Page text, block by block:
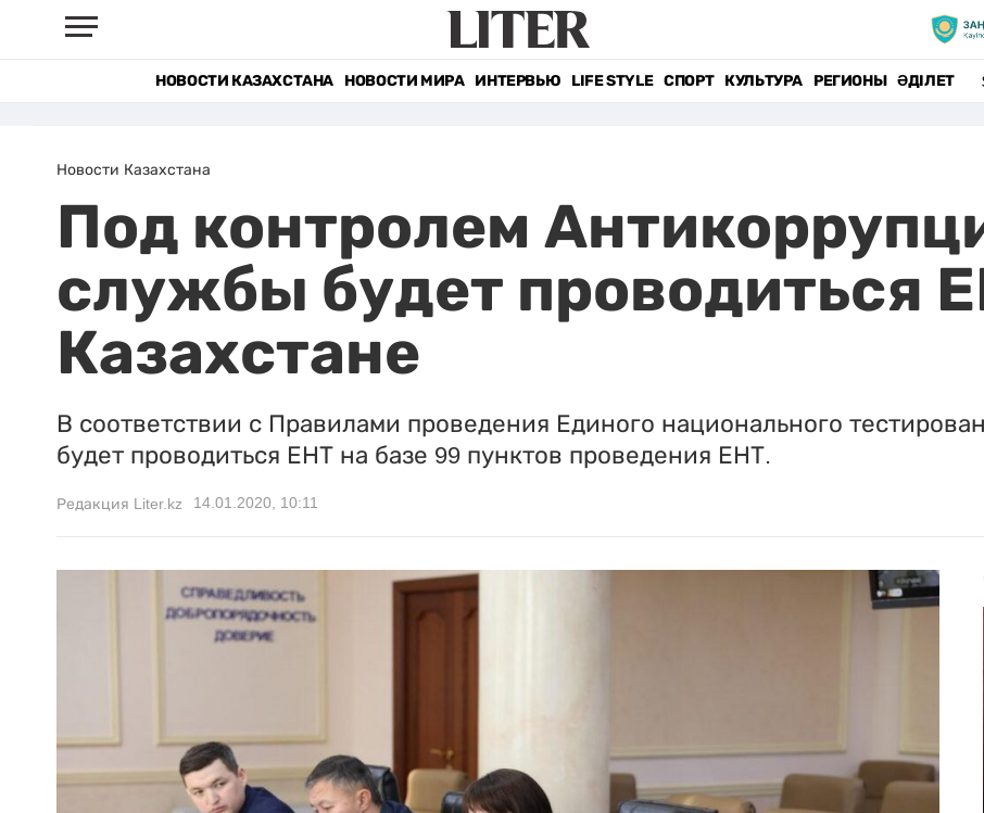
НОВОСТИ КАЗАХСТАНА НОВОСТИ МИРА ИНТЕРВЬЮ LIFE STYLE СПОРТ КУЛЬТУРА РЕГИОНЫ ӘДІЛЕТ
Новости Казахстана
Под контролем
службы будет проводиться
Казахстане
В соответствии с Правилами проведения Единого национального
будет проводиться ЕНТ на базе 99 пунктов проведения ЕНТ.
Редакция Liter.kz 14.01.2020, 10:11